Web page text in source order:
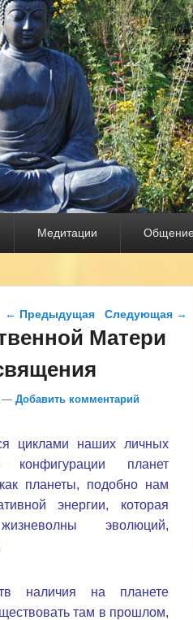
Медитации
Навигация по записям
← Предыдущая Следующая →
Матери
— Добавить комментарий
циклами наших личных
планет
планеты, подобно нам
энергии, которая
эволюций,
наличия на планете
там в прошлом,